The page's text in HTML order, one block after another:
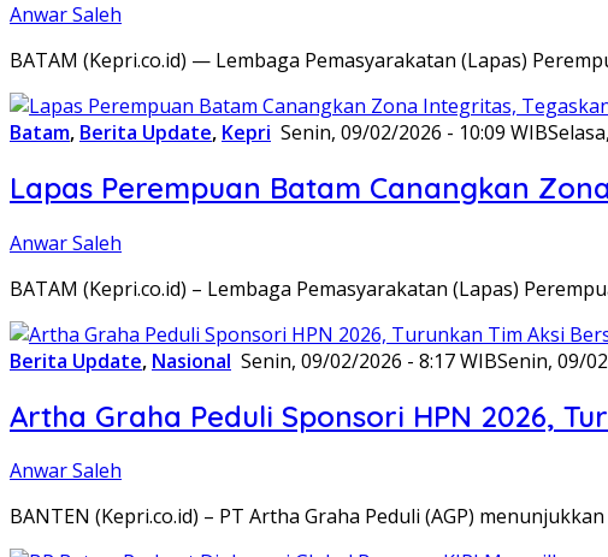
Anwar Saleh
BATAM (Kepri.co.id) — Lembaga Pemasyarakatan (Lapas)
Batam, Berita Update, Kepri Senin, 09/02/2026 - 10:09 WIB
Lapas Perempuan Batam Canangkan
Anwar Saleh
BATAM (Kepri.co.id) – Lembaga Pemasyarakatan (Lapas)
Berita Update, Nasional Senin, 09/02/2026 - 8:17 WIBSenin, 09/
Artha Graha Peduli Sponsori HPN 2026,
Anwar Saleh
BANTEN (Kepri.co.id) – PT Artha Graha Peduli (AGP)